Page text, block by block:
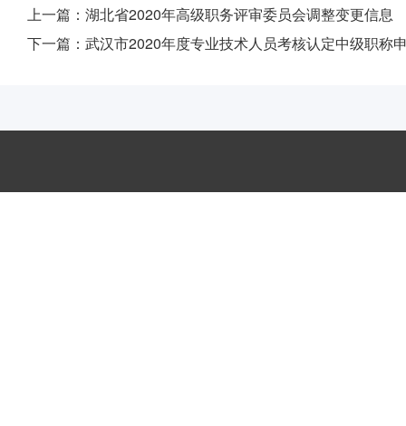
上一篇： 湖北省2020年高级职务评审委员会调整变更信息
下一篇： 武汉市2020年度专业技术人员考核认定中级职称